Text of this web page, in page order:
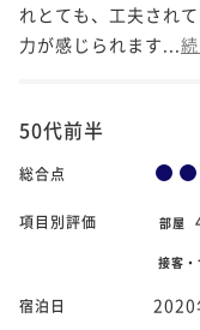
れとても、工夫され
力が感じられます...
50代前半
総合点
項目別評価 部屋
接客
宿泊日 2020